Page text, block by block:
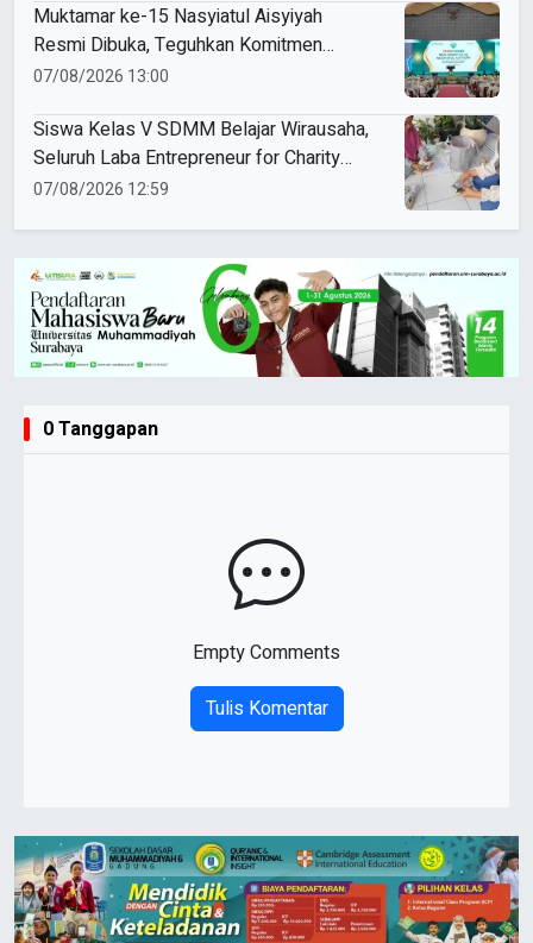
Muktamar ke-15 Nasyiatul Aisyiyah
Resmi Dibuka, Teguhkan Komitmen
Perempuan Muda Berkemajuan
07/08/2026 13:00
Siswa Kelas V SDMM Belajar Wirausaha,
Seluruh Laba Entrepreneur for Charity
Didonasikan
07/08/2026 12:59
0 Tanggapan
Empty Comments
Tulis Komentar